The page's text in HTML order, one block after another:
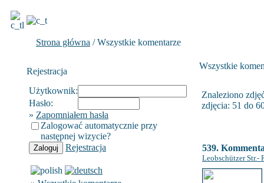
Strona główna / Wszystkie komentarze
Rejestracja
Użytkownik:
Hasło:
» Zapomniałem hasła
Zalogować automatycznie przy
następnej wizycie?
Rejestracja
Wszystkie
Znaleziono
zdjęcia: 51 do
539.
Leobschützer Str.-